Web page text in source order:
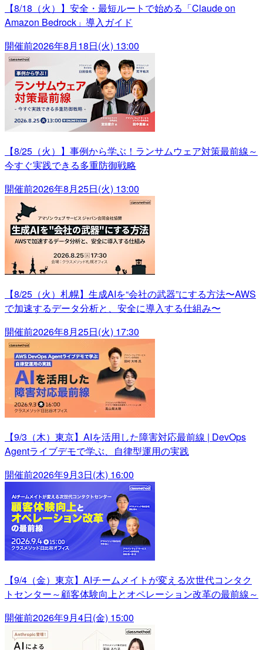
【8/18（火）】安全・最短ルートで始める「Claude on
Amazon Bedrock」導入ガイド
開催前2026年8月18日(火) 13:00
【8/25（火）】事例から学ぶ！ランサムウェア対策最前線～
今すぐ実践できる多重防御戦略
開催前2026年8月25日(火) 13:00
【8/25（火）札幌】生成AIを“会社の武器”にする方法〜AWS
で加速するデータ分析と、安全に導入する仕組み〜
開催前2026年8月25日(火) 17:30
【9/3（木）東京】AIを活用した障害対応最前線 | DevOps
Agentライブデモで学ぶ、自律型運用の実践
開催前2026年9月3日(木) 16:00
【9/4（金）東京】AIチームメイトが変える次世代コンタク
トセンター～顧客体験向上とオペレーション改革の最前線～
開催前2026年9月4日(金) 15:00